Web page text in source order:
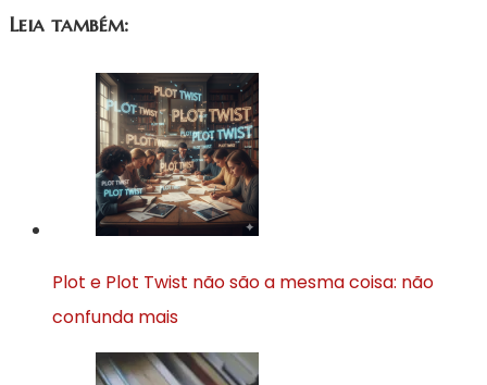
Leia também:
Plot e Plot Twist não são a mesma coisa: não
confunda mais